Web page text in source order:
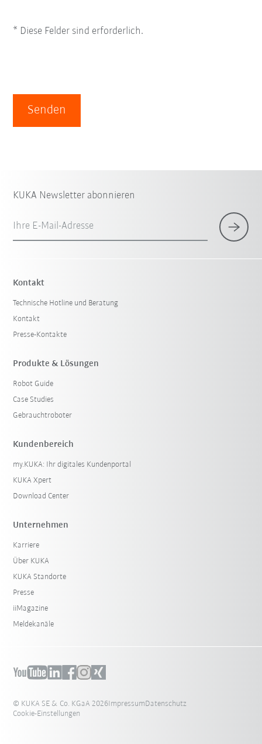
* Diese Felder sind erforderlich.
Senden
KUKA Newsletter abonnieren
Ihre E-Mail-Adresse
Kontakt
Technische Hotline und Beratung
Kontakt
Presse-Kontakte
Produkte & Lösungen
Robot Guide
Case Studies
Gebrauchtroboter
Kundenbereich
my.KUKA: Ihr digitales Kundenportal
KUKA Xpert
Download Center
Unternehmen
Karriere
Über KUKA
KUKA Standorte
Presse
iiMagazine
Meldekanäle
© KUKA SE & Co. KGaA 2026ImpressumDatenschutz
Cookie-Einstellungen